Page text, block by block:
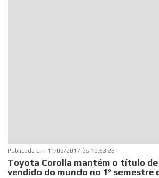
Publicado em 11/09/2017 às 10:53:23
Toyota Corolla mantém o título de
vendido do mundo no 1º semestre